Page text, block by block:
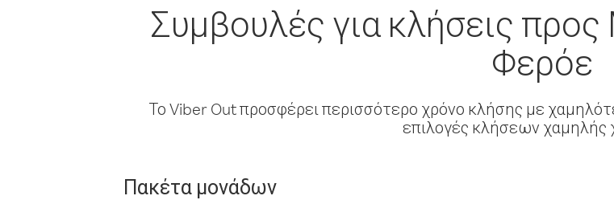
Συμβουλές για κλήσεις
Φερόε
Το Viber Out προσφέρει περισσότερο χρόνο κλήσης με
επιλογές κλήσεων
Πακέτα μονάδων